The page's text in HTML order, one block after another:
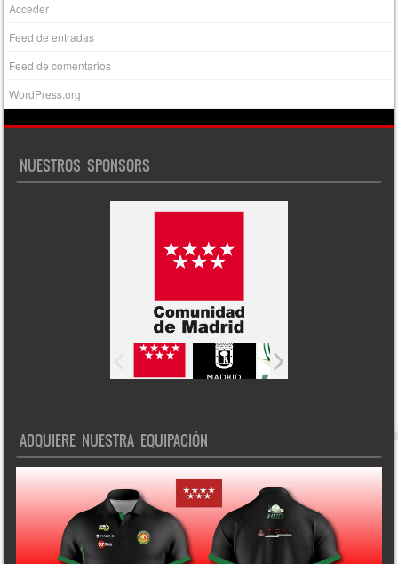
Acceder
Feed de entradas
Feed de comentarios
WordPress.org
NUESTROS SPONSORS
ADQUIERE NUESTRA EQUIPACIÓN